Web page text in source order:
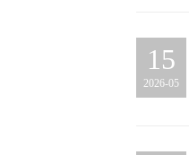
15
2026-05